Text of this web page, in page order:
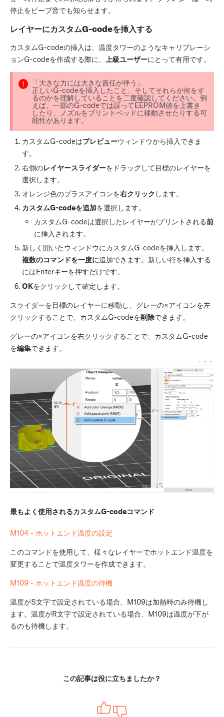
停止をビープ音でも知らせます。
レイヤーにカスタムG-codeを挿入する
カスタムG-codeの挿入は、温度タワーのようなキャリブレーシ
ョンG-codeを作成する際に、
上級ユーザーにとって有用です。
「大きな力には大きな責任が伴う」
正しいG-codeを挿入したこと、そしてそれらが何をす
るのかを理解していることを二度確認してください。例
えば、一部のG-codeでは誤ってEEPROM値を上書き
したり、ノズルをプリントベッドに移動させたりする可
能性があります。
カスタムG-codeはプレビューウィンドウから挿入できま
す。
右側のレイヤースライダーをドラッグして目標のレイヤーを
選択します。
オレンジ色のプラスアイコンを右クリック します。
カスタムG-codeを追加を選択します。
カスタムG-codeは選択したレイヤーがプリントされる前
に挿入されます。
新しく開いたウィンドウにカスタムG-codeを挿入します。
複数のコマンドを一度に追加できます。新しい行を挿入する
にはEnterキーを押すだけです。
OKをクリックして確定します。
スライダーを目標のレイヤーに移動し、グレーの×アイコンを左
クリックすることで、カスタムG-codeを削除できます。
グレーの×アイコンを右クリックすることで、カスタムG-code
を編集できます。
最もよく使用されるカスタムG-codeコマンド
M104 - ホットエンド温度の設定
このコマンドを使用して、様々なレイヤーでホットエンド温度を
変更することで温度タワーを作成できます。
M109 - ホットエンド温度の待機
温度がS文字で設定されている場合、M109は加熱時のみ待機し
ます。温度がR文字で設定されている場合、M109は温度が下が
るのも待機します。
この記事は役に立ちましたか？